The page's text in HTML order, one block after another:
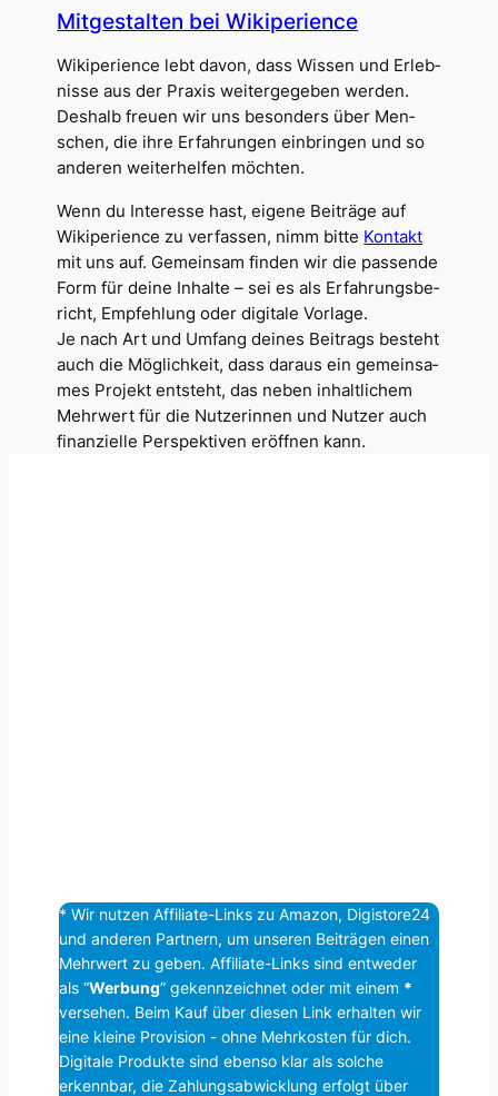
Mit­ge­stal­ten bei Wikiperience
Wiki­pe­ri­ence lebt davon, dass Wis­sen und Erleb­
nis­se aus der Pra­xis wei­ter­ge­ge­ben wer­den.
Des­halb freu­en wir uns beson­ders über Men­
schen, die ihre Erfah­run­gen ein­brin­gen und so
ande­ren wei­ter­hel­fen möchten.
Wenn du Inter­es­se hast, eige­ne Bei­trä­ge auf
Wiki­pe­ri­ence zu ver­fas­sen, nimm bit­te Kon­takt
mit uns auf. Gemein­sam fin­den wir die pas­sen­de
Form für dei­ne Inhal­te – sei es als Erfah­rungs­be­
richt, Emp­feh­lung oder digi­ta­le Vorlage.
Je nach Art und Umfang dei­nes Bei­trags besteht
auch die Mög­lich­keit, dass dar­aus ein gemein­sa­
mes Pro­jekt ent­steht, das neben inhalt­li­chem
Mehr­wert für die Nut­ze­rin­nen und Nut­zer auch
finan­zi­el­le Per­spek­ti­ven eröff­nen kann.
* Wir nutzen Affiliate-Links zu Amazon, Digistore24
und anderen Partnern, um unseren Beiträgen einen
Mehrwert zu geben. Affiliate-Links sind entweder
als “Werbung” gekennzeichnet oder mit einem *
versehen. Beim Kauf über diesen Link erhalten wir
eine kleine Provision - ohne Mehrkosten für dich.
Digitale Produkte sind ebenso klar als solche
erkennbar, die Zahlungsabwicklung erfolgt über